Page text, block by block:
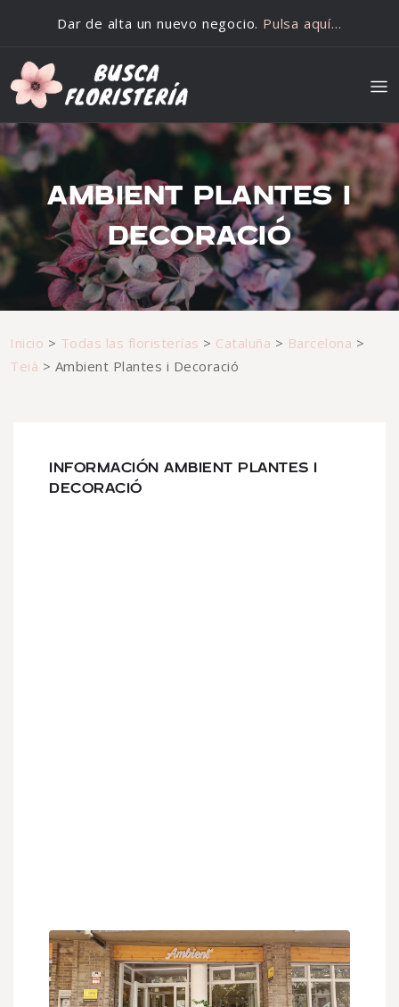
Dar de alta un nuevo negocio. Pulsa aquí…
AMBIENT PLANTES I
DECORACIÓ
Inicio > Todas las floristerías > Cataluña > Barcelona >
Teià > Ambient Plantes i Decoració
INFORMACIÓN AMBIENT PLANTES I
DECORACIÓ